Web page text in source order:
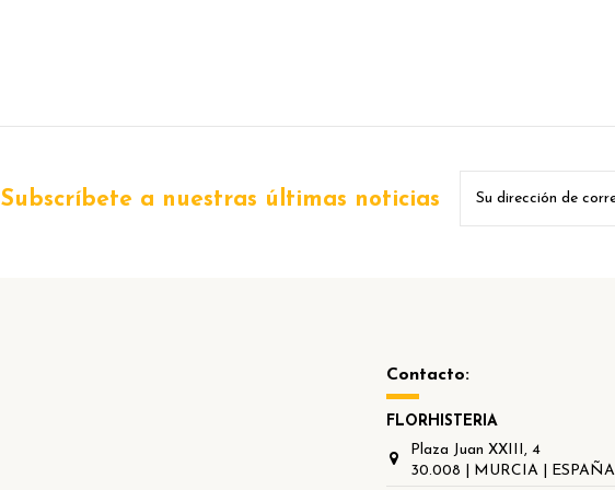
Subscríbete a nuestras últimas noticias
Contacto:
FLORHISTERIA
Plaza Juan XXIII, 4
30.008 | MURCIA | ESPAÑA